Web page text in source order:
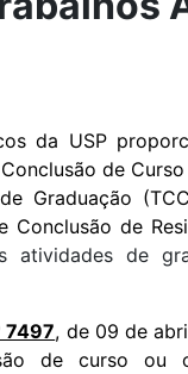
da USP
de
Graduação
Conclusão de
atividades de
7497, de 09 de
de curso ou